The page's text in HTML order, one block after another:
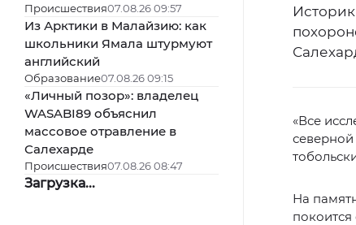
Происшествия07.08.26 09:57
Из Арктики в Малайзию: как
школьники Ямала штурмуют
английский
Образование07.08.26 09:15
«Личный позор»: владелец
WASABI89 объяснил
массовое отравление в
Салехарде
Происшествия07.08.26 08:47
Загрузка...
«Все
На